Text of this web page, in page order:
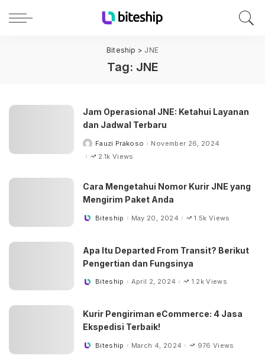
Biteship > JNE
Tag: JNE
Jam Operasional JNE: Ketahui Layanan
dan Jadwal Terbaru
PostedFauzi Prakoso
November 26, 2024
2.1k Views
Cara Mengetahui Nomor Kurir JNE yang
Mengirim Paket Anda
PostedBiteship May 20, 2024 1.5k Views
Apa Itu Departed From Transit? Berikut
Pengertian dan Fungsinya
PostedBiteship April 2, 2024 1.2k Views
Kurir Pengiriman eCommerce: 4 Jasa
Ekspedisi Terbaik!
PostedBiteship March 4, 2024 976 Views